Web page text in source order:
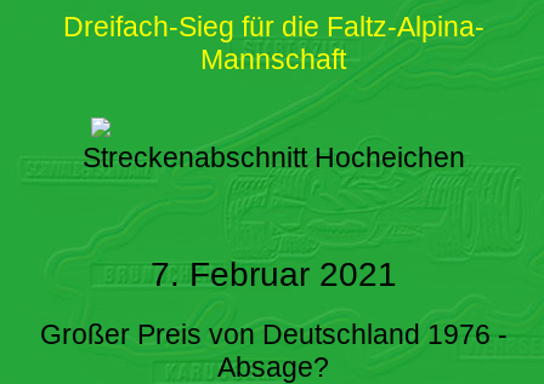
Dreifach-Sieg für die Faltz-Alpina-
Mannschaft
Streckenabschnitt Hocheichen
7. Februar 2021
Großer Preis von Deutschland 1976 -
Absage?